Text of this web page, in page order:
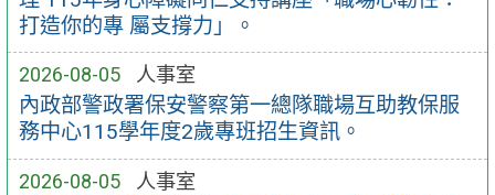
打造你的專 屬支撐力」。
2026-08-05 人事室
內政部警政署保安警察第一總隊職場互助教保服
務中心115學年度2歲專班招生資訊。
2026-08-05 人事室